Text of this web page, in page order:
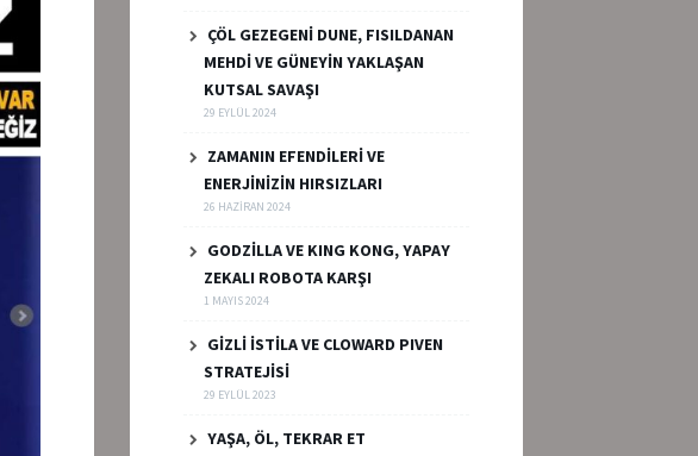
ÇÖL GEZEGENİ DUNE, FISILDANAN
MEHDİ VE GÜNEYİN YAKLAŞAN
KUTSAL SAVAŞI
29 EYLÜL 2024
ZAMANIN EFENDİLERİ VE
ENERJİNİZİN HIRSIZLARI
26 HAZIRAN 2024
GODZİLLA VE KING KONG, YAPAY
ZEKALI ROBOTA KARŞI
1 MAYIS 2024
GİZLİ İSTİLA VE CLOWARD PIVEN
STRATEJİSİ
29 EYLÜL 2023
YAŞA, ÖL, TEKRAR ET